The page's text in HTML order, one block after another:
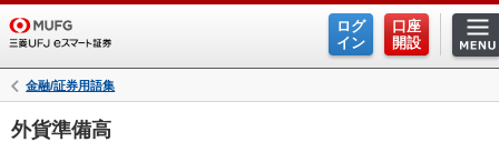
ログ
イン
口座
開設
金融/証券用語集
外貨準備高